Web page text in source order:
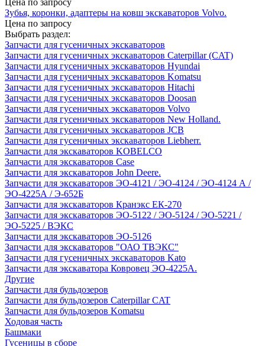
Зубья, коронки, адаптеры на ковш экскаваторов Volvo.
Цена по запросу
Выбрать раздел:
Запчасти для гусеничных экскаваторов
Запчасти для гусеничных экскаваторов Caterpillar (CAT)
Запчасти для гусеничных экскаваторов Hyundai
Запчасти для гусеничных экскаваторов Komatsu
Запчасти для гусеничных экскаваторов Hitachi
Запчасти для гусеничных экскаваторов Doosan
Запчасти для гусеничных экскаваторов Volvo
Запчасти для гусеничных экскаваторов New Holland.
Запчасти для гусеничных экскаваторов JCB
Запчасти для гусеничных экскаваторов Liebherr.
Запчасти для экскаваторов KOBELCO
Запчасти для экскаваторов Case
Запчасти для экскаваторов John Deere.
Запчасти для экскаваторов ЭО-4121 / ЭО-4124 / ЭО-4124 А /
ЭО-4225А / Э-652Б
Запчасти для экскаваторов Кранэкс ЕК-270
Запчасти для экскаваторов ЭО-5122 / ЭО-5124 / ЭО-5221 /
ЭО-5225 / ВЭКС
Запчасти для экскаваторов ЭО-5126
Запчасти для экскаваторов "ОАО ТВЭКС"
Запчасти для гусеничных экскаваторов Kato
Запчасти для экскаватора Ковровец ЭО-4225А.
Другие
Запчасти для бульдозеров
Запчасти для бульдозеров Caterpillar CAT
Запчасти для бульдозеров Komatsu
Ходовая часть
Башмаки
Гусеницы в сборе